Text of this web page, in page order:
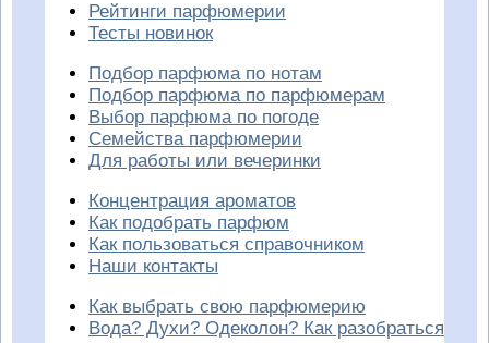
Рейтинги парфюмерии
Тесты новинок
Подбор парфюма по нотам
Подбор парфюма по парфюмерам
Выбор парфюма по погоде
Семейства парфюмерии
Для работы или вечеринки
Концентрация ароматов
Как подобрать парфюм
Как пользоваться справочником
Наши контакты
Как выбрать свою парфюмерию
Вода? Духи? Одеколон? Как разобраться